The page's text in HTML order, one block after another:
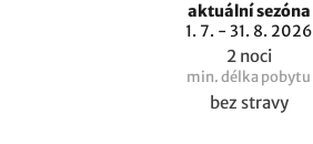
aktuální sezóna
1. 7. - 31. 8. 2026
2 noci
min. délka pobytu
bez stravy